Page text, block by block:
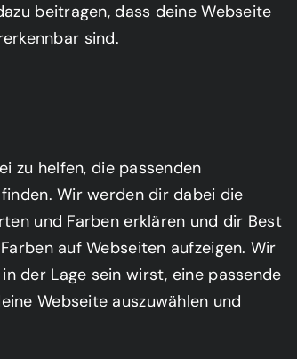
beitragen, dass deine Webseite
sind.
zu helfen, die passenden
Wir werden dir dabei die
und Farben erklären und dir Best
auf Webseiten aufzeigen. Wir
der Lage sein wirst, eine passende
Webseite auszuwählen und